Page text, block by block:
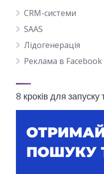
CRM-системи
SAAS
Лідогенерація
Реклама в
8 кроків для запуску